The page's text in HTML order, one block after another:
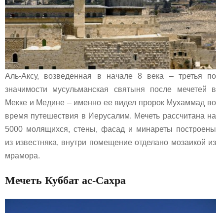
Аль-Аксу, возведенная в начале 8 века – третья по
значимости мусульманская святыня после мечетей в
Мекке и Медине – именно ее видел пророк Мухаммад во
время путешествия в Иерусалим. Мечеть рассчитана на
5000 молящихся, стены, фасад и минареты построены
из известняка, внутри помещение отделано мозаикой из
мрамора.
Мечеть Куббат ас-Сахра